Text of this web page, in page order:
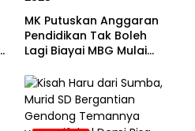
MK Putuskan Anggaran
Pendidikan Tak Boleh
Lagi Biayai MBG Mulai